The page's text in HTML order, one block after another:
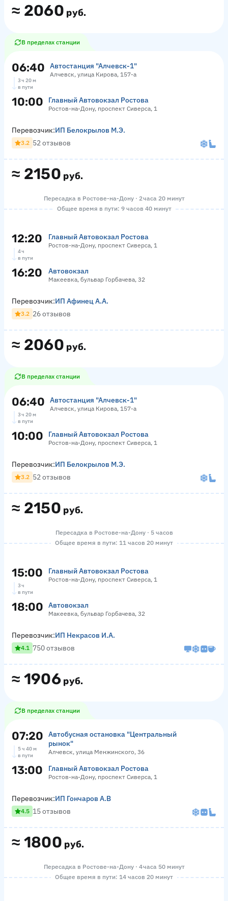
≈ 2060 руб.
В пределах станции
06:40 Автостанция "Алчевск-1"
Алчевск, улица Кирова, 157-а
3 ч 20 м
в пути
10:00 Главный Автовокзал Ростова
Ростов-на-Дону, проспект Сиверса, 1
≈ 2150 руб.
Перевозчик:ИП Белокрылов М.Э.
3.2 52 отзывов
Пересадка в Ростове-на-Дону · 2 часа 20 минут
Общее время в пути: 9 часов 40 минут
12:20 Главный Автовокзал Ростова
Ростов-на-Дону, проспект Сиверса, 1
4 ч
в пути
16:20 Автовокзал
Макеевка, бульвар Горбачева, 32
≈ 2060 руб.
Перевозчик:ИП Афинец А.А.
3.2 26 отзывов
В пределах станции
06:40 Автостанция "Алчевск-1"
Алчевск, улица Кирова, 157-а
3 ч 20 м
в пути
10:00 Главный Автовокзал Ростова
Ростов-на-Дону, проспект Сиверса, 1
≈ 2150 руб.
Перевозчик:ИП Белокрылов М.Э.
3.2 52 отзывов
Пересадка в Ростове-на-Дону · 5 часов
Общее время в пути: 11 часов 20 минут
15:00 Главный Автовокзал Ростова
Ростов-на-Дону, проспект Сиверса, 1
3 ч
в пути
18:00 Автовокзал
Макеевка, бульвар Горбачева, 32
≈ 1906 руб.
Перевозчик:ИП Некрасов И.А.
4.1 750 отзывов
В пределах станции
07:20
Автобусная остановка "Центральный
рынок"
Алчевск, улица Менжинского, 36
5 ч 40 м
в пути
13:00 Главный Автовокзал Ростова
Ростов-на-Дону, проспект Сиверса, 1
≈ 1800 руб.
Перевозчик:ИП Гончаров А.В
4.5 15 отзывов
Пересадка в Ростове-на-Дону · 4 часа 50 минут
Общее время в пути: 14 часов 20 минут